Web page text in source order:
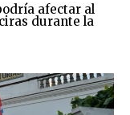
afectar al
durante la